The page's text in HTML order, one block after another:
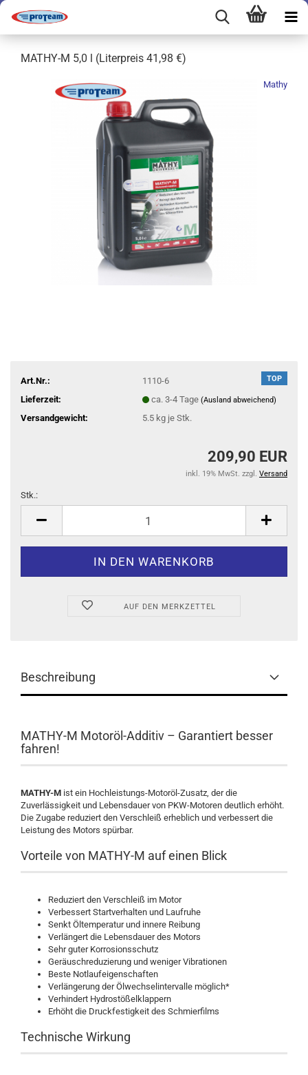
MATHY-M 5,0 l (Literpreis 41,98 €)
Mathy
TOP
Art.Nr.:
1110-6
Lieferzeit:
ca. 3-4 Tage (Ausland abweichend)
Versandgewicht: 5.5kg je Stk.
209,90 EUR
inkl. 19% MwSt. zzgl. Versand
Stk.:
AUF DEN MERKZETTEL
Beschreibung
MATHY-M Motoröl-Additiv – Garantiert besser
fahren!
MATHY-M ist ein Hochleistungs-Motoröl-Zusatz, der die
Zuverlässigkeit und Lebensdauer von PKW-Motoren deutlich erhöht.
Die Zugabe reduziert den Verschleiß erheblich und verbessert die
Leistung des Motors spürbar.
Vorteile von MATHY-M auf einen Blick
Reduziert den Verschleiß im Motor
Verbessert Startverhalten und Laufruhe
Senkt Öltemperatur und innere Reibung
Verlängert die Lebensdauer des Motors
Sehr guter Korrosionsschutz
Geräuschreduzierung und weniger Vibrationen
Beste Notlaufeigenschaften
Verlängerung der Ölwechselintervalle möglich*
Verhindert Hydrostößelklappern
Erhöht die Druckfestigkeit des Schmierfilms
Technische Wirkung